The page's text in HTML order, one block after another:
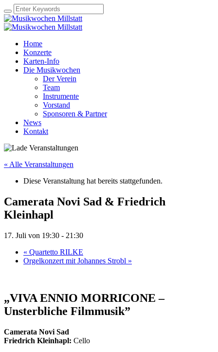
Home
Konzerte
Karten-Info
Die Musikwochen
Der Verein
Team
Instrumente
Vorstand
Sponsoren & Partner
News
Kontakt
« Alle Veranstaltungen
Diese Veranstaltung hat bereits stattgefunden.
Camerata Novi Sad & Friedrich
Kleinhapl
17. Juli von 19:30 - 21:30
« Quartetto RILKE
Orgelkonzert mit Johannes Strobl »
„VIVA ENNIO MORRICONE –
Unsterbliche Filmmusik”
Camerata Novi Sad
Friedrich Kleinhapl: Cello